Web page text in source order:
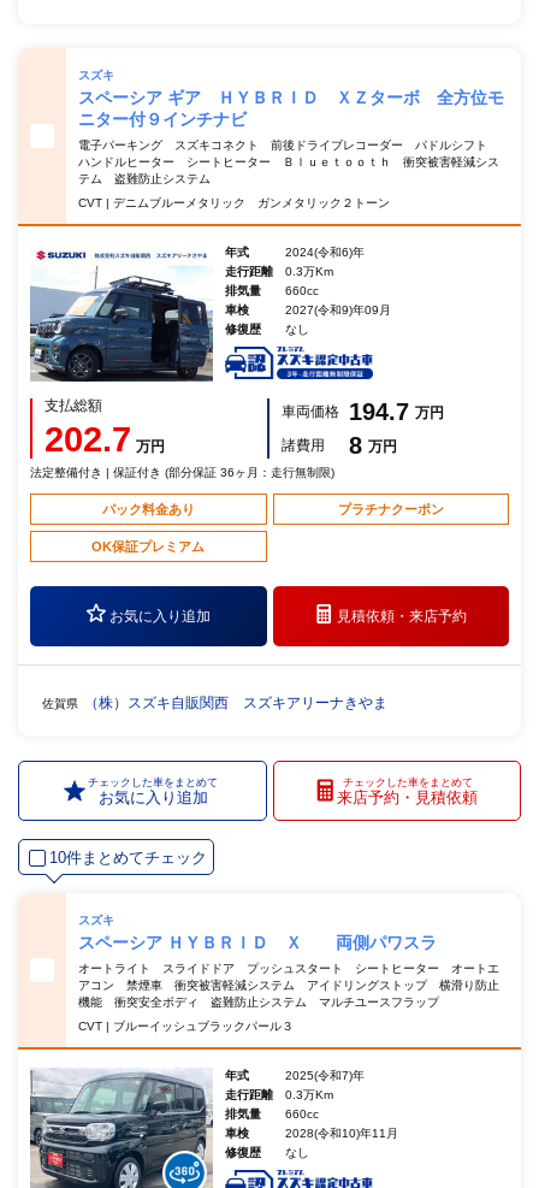
スズキ
スペーシア ギア ＨＹＢＲＩＤ ＸＺターボ 全方位モ
ニター付９インチナビ
電子パーキング スズキコネクト 前後ドライブレコーダー パドルシフト
ハンドルヒーター シートヒーター Ｂｌｕｅｔｏｏｔｈ 衝突被害軽減シス
テム 盗難防止システム
CVT | デニムブルーメタリック ガンメタリック２トーン
年式
2024(令和6)年
走行距離
0.3万Km
排気量
660cc
車検
2027(令和9)年09月
修復歴
なし
支払総額
202.7 万円
車両価格 194.7 万円
諸費用
8 万円
法定整備付き | 保証付き (部分保証 36ヶ月：走行無制限)
パック料金あり プラチナクーポン
OK保証プレミアム
お気に入り追加 見積依頼・来店予約
佐賀県 （株）スズキ自販関西 スズキアリーナきやま
チェックした車をまとめて
お気に入り追加
チェックした車をまとめて
来店予約・見積依頼
10件まとめてチェック
スズキ
スペーシア ＨＹＢＲＩＤ Ｘ 両側パワスラ
オートライト スライドドア プッシュスタート シートヒーター オートエ
アコン 禁煙車 衝突被害軽減システム アイドリングストップ 横滑り防止
機能 衝突安全ボディ 盗難防止システム マルチユースフラップ
CVT | ブルーイッシュブラックパール３
年式
2025(令和7)年
走行距離
0.3万Km
排気量
660cc
車検
2028(令和10)年11月
修復歴
なし